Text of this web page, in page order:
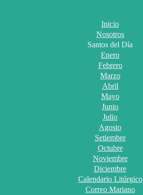
Inicio
Nosotros
Santos del Día
Enero
Febrero
Marzo
Abril
Mayo
Junio
Julio
Agosto
Setiembre
Octubre
Noviembre
Diciembre
Calendario Litúrgico
Correo Mariano